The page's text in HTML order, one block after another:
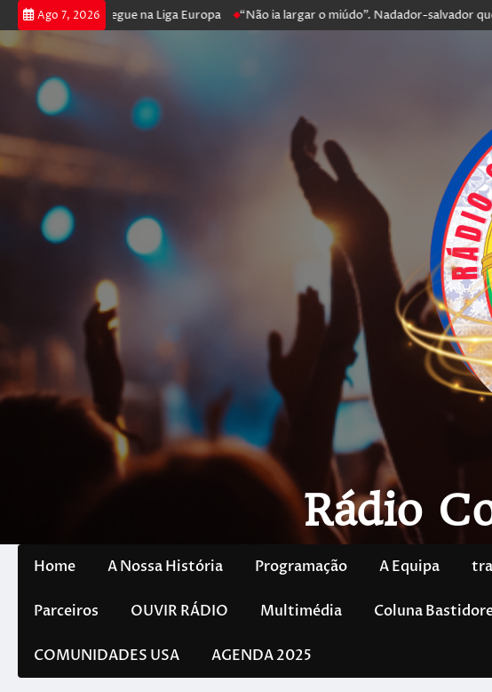
Ago 7, 2026
poker e prossegue na Liga Europa “Não ia largar o miúdo”. Nadador-salvador que
Rádio
Home A Nossa História Programação A Equipa
Parceiros OUVIR RÁDIO Multimédia Coluna
COMUNIDADES USA AGENDA 2025